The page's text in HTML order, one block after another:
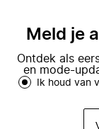
Meld je
Ontdek als
en mode-
Ik houd van